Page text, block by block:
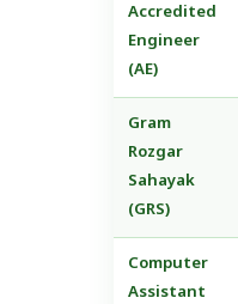
Accredited
Engineer
(AE)
Gram
Rozgar
Sahayak
(GRS)
Computer
Assistant